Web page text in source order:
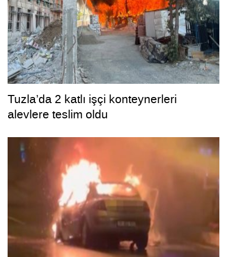
Tuzla’da 2 katlı işçi konteynerleri
alevlere teslim oldu